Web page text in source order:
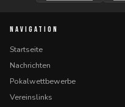
NAVIGATION
Startseite
Nachrichten
Pokalwettbewerbe
Vereinslinks